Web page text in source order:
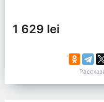
1 629 lei